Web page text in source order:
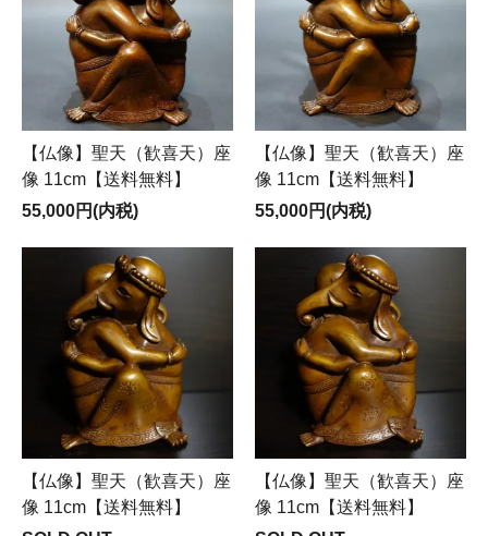
【仏像】聖天（歓喜天）座
像 11cm【送料無料】
55,000円(内税)
【仏像】聖天（歓喜天）座
像 11cm【送料無料】
55,000円(内税)
【仏像】聖天（歓喜天）座
像 11cm【送料無料】
【仏像】聖天（歓喜天）座
像 11cm【送料無料】